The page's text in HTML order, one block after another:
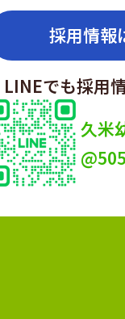
採用情報
LINEでも採用
久米